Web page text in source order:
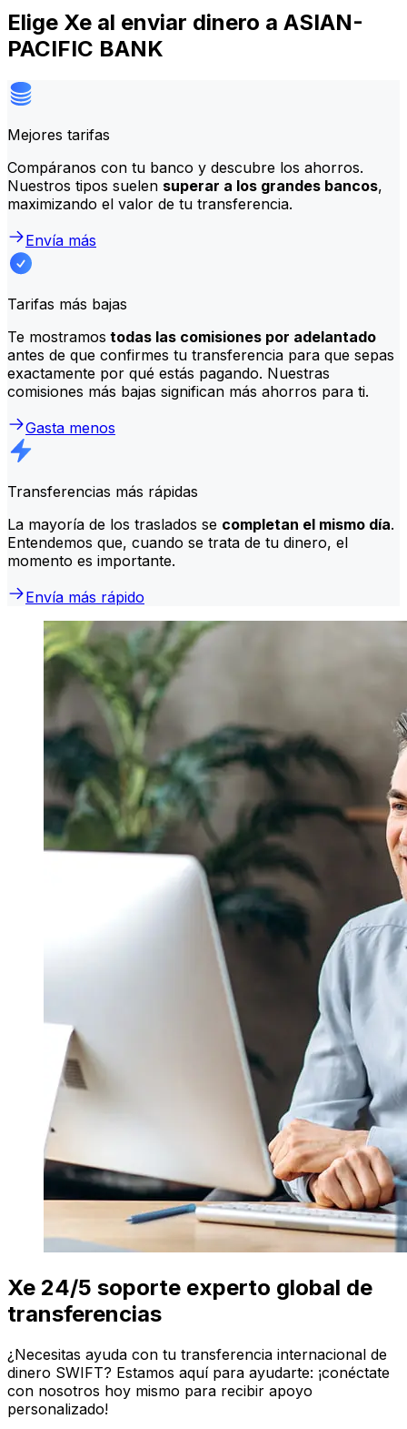
Elige Xe al enviar dinero a ASIAN-
PACIFIC BANK
Mejores tarifas
Compáranos con tu banco y descubre los ahorros.
Nuestros tipos suelen superar a los grandes bancos,
maximizando el valor de tu transferencia.
Envía más
Tarifas más bajas
Te mostramos todas las comisiones por adelantado
antes de que confirmes tu transferencia para que sepas
exactamente por qué estás pagando. Nuestras
comisiones más bajas significan más ahorros para ti.
Gasta menos
Transferencias más rápidas
La mayoría de los traslados se completan el mismo día.
Entendemos que, cuando se trata de tu dinero, el
momento es importante.
Envía más rápido
Xe 24/5 soporte experto global de
transferencias
¿Necesitas ayuda con tu transferencia internacional de
dinero SWIFT? Estamos aquí para ayudarte: ¡conéctate
con nosotros hoy mismo para recibir apoyo
personalizado!